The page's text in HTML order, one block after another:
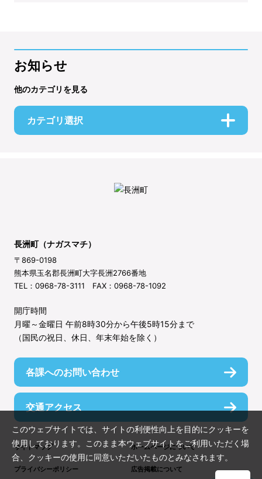
お知らせ
他のカテゴリを見る
カテゴリ選択
長洲町（ナガスマチ）
〒869-0198
熊本県玉名郡長洲町大字長洲2766番地
TEL：0968-78-3111 FAX：0968-78-1092
開庁時間
月曜～金曜日 午前8時30分から午後5時15分まで
（国民の祝日、休日、年末年始を除く）
各課へのお問い合わせ
交通アクセス
サイトマップ ホームページについて
プライバシーポリシー 広告掲載について
このウェブサイトでは、サイトの利便性向上を目的にクッキーを
使用しております。このまま本ウェブサイトをご利用いただく場
合、クッキーの使用に同意いただいたものとみなされます。